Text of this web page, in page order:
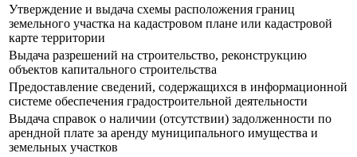
Утверждение и выдача схемы расположения границ
земельного участка на кадастровом плане или кадастровой
карте территории
Выдача разрешений на строительство, реконструкцию
объектов капитального строительства
Предоставление сведений, содержащихся в информационной
системе обеспечения градостроительной деятельности
Выдача справок о наличии (отсутствии) задолженности по
арендной плате за аренду муниципального имущества и
земельных участков